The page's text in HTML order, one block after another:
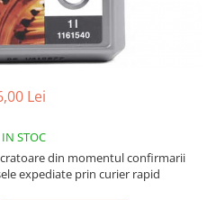
Lei
IN STOC
din momentul confirmarii
expediate prin curier rapid